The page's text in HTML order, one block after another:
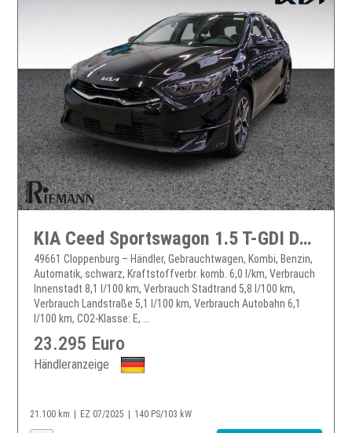
KIA Ceed Sportswagon 1.5 T-GDI DCT Spirit + JBL-Soundsystem
49661 Cloppenburg – Händler, Gebrauchtwagen, Kombi, Benzin,
Automatik, schwarz, Kraftstoffverbr. komb. 6,0 l/km, Verbrauch
Innenstadt 8,1 l/100 km, Verbrauch Stadtrand 5,8 l/100 km,
Verbrauch Landstraße 5,1 l/100 km, Verbrauch Autobahn 6,1
l/100 km, CO2-Klasse: E, ...
23.295 Euro
Händleranzeige
21.100 km EZ 07/2025 140 PS/103 kW